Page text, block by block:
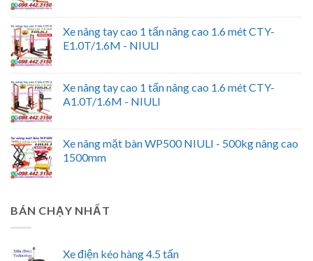
Xe nâng tay cao 1 tấn nâng cao 1.6 mét CTY-
E1.0T/1.6M - NIULI
Xe nâng tay cao 1 tấn nâng cao 1.6 mét CTY-
A1.0T/1.6M - NIULI
Xe nâng mặt bàn WP500 NIULI - 500kg nâng cao
1500mm
BÁN CHẠY NHẤT
Xe điện kéo hàng 4.5 tấn